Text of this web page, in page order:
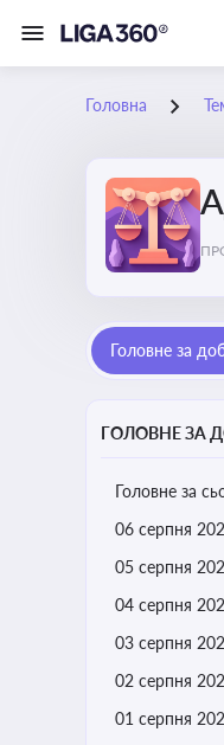
Головна
Головне за
ГОЛОВНЕ ЗА
Головне за
06 серпня
05 серпня
04 серпня
03 серпня
02 серпня
01 серпня